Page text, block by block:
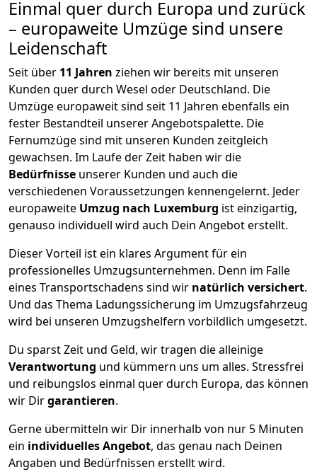
Einmal quer durch Europa und zurück
– europaweite Umzüge sind unsere
Leidenschaft
Seit über 11 Jahren ziehen wir bereits mit unseren
Kunden quer durch Wesel oder Deutschland. Die
Umzüge europaweit sind seit 11 Jahren ebenfalls ein
fester Bestandteil unserer Angebotspalette. Die
Fernumzüge sind mit unseren Kunden zeitgleich
gewachsen. Im Laufe der Zeit haben wir die
Bedürfnisse unserer Kunden und auch die
verschiedenen Voraussetzungen kennengelernt. Jeder
europaweite Umzug nach Luxemburg ist einzigartig,
genauso individuell wird auch Dein Angebot erstellt.
Dieser Vorteil ist ein klares Argument für ein
professionelles Umzugsunternehmen. Denn im Falle
eines Transportschadens sind wir natürlich versichert.
Und das Thema Ladungssicherung im Umzugsfahrzeug
wird bei unseren Umzugshelfern vorbildlich umgesetzt.
Du sparst Zeit und Geld, wir tragen die alleinige
Verantwortung und kümmern uns um alles. Stressfrei
und reibungslos einmal quer durch Europa, das können
wir Dirgarantieren.
Gerne übermitteln wir Dir innerhalb von nur 5 Minuten
ein individuelles Angebot, das genau nach Deinen
Angaben und Bedürfnissen erstellt wird.